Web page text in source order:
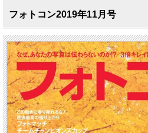
フォトコン2019年11月号